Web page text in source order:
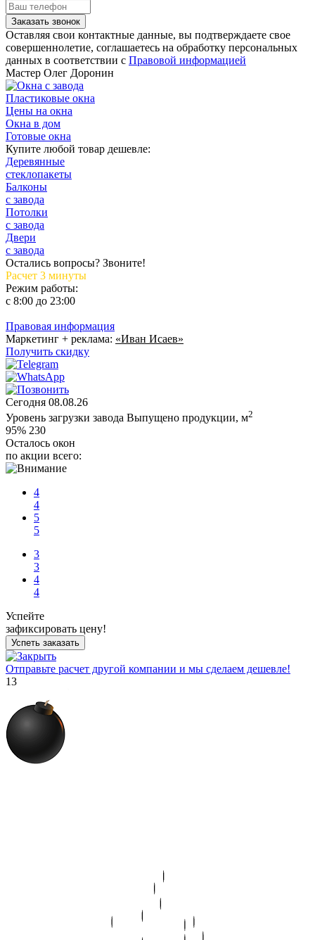
Заказать звонок
Оставляя свои контактные данные, вы подтверждаете свое
совершеннолетие, соглашаетесь на обработку персональных
данных в соответствии с Правовой информацией
Мастер Олег Доронин
Пластиковые окна
Цены на окна
Окна в дом
Готовые окна
Купите любой товар дешевле:
Деревянные
стеклопакеты
Балконы
с завода
Потолки
с завода
Двери
с завода
Остались вопросы? Звоните!
Расчет 3 минуты
Режим работы:
c 8:00 до 23:00
Правовая информация
Маркетинг + реклама: «Иван Исаев»
Получить скидку
Сегодня 08.08.26
Уровень загрузки завода Выпущено продукции, м2
95% 230
Осталось окон
по акции всего:
4
4
5
5
3
3
4
4
Успейте
зафиксировать цену!
Успеть заказать
Отправьте расчет другой компании и мы сделаем дешевле!
12